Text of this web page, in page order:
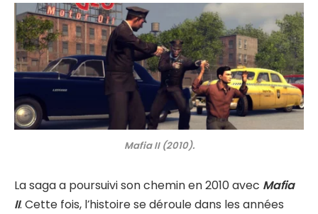
Mafia II (2010).
La saga a poursuivi son chemin en 2010 avec Mafia
II. Cette fois, l’histoire se déroule dans les années